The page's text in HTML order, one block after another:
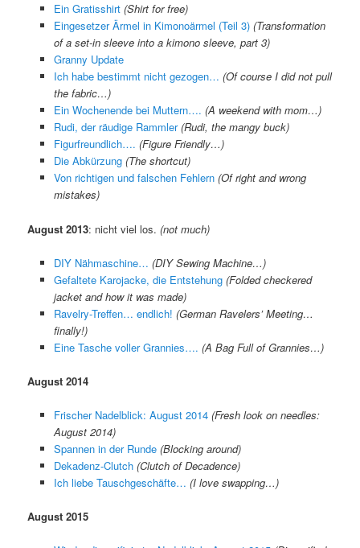
Ein Gratisshirt (Shirt for free)
Eingesetzer Ärmel in Kimonoärmel (Teil 3) (Transformation
of a set-in sleeve into a kimono sleeve, part 3)
Granny Update
Ich habe bestimmt nicht gezogen… (Of course I did not pull
the fabric…)
Ein Wochenende bei Muttern…. (A weekend with mom…)
Rudi, der räudige Rammler (Rudi, the mangy buck)
Figurfreundlich…. (Figure Friendly…)
Die Abkürzung (The shortcut)
Von richtigen und falschen Fehlern (Of right and wrong
mistakes)
August 2013: nicht viel los.(not much)
DIY Nähmaschine… (DIY Sewing Machine…)
Gefaltete Karojacke, die Entstehung (Folded checkered
jacket and how it was made)
Ravelry-Treffen… endlich! (German Ravelers’ Meeting…
finally!)
Eine Tasche voller Grannies…. (A Bag Full of Grannies…)
August 2014
Frischer Nadelblick: August 2014 (Fresh look on needles:
August 2014)
Spannen in der Runde (Blocking around)
Dekadenz-Clutch (Clutch of Decadence)
Ich liebe Tauschgeschäfte… (I love swapping…)
August 2015